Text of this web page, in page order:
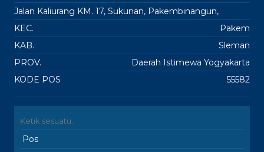
Jalan Kaliurang KM. 17, Sukunan, Pakembinangun,
KEC.
Pakem
KAB.
Sleman
PROV.
Daerah Istimewa Yogyakarta
KODE POS
55582